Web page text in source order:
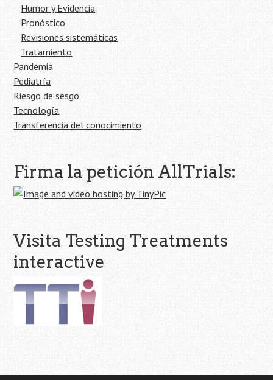
Humor y Evidencia
Pronóstico
Revisiones sistemáticas
Tratamiento
Pandemia
Pediatría
Riesgo de sesgo
Tecnología
Transferencia del conocimiento
Firma la petición AllTrials:
Visita Testing Treatments
interactive